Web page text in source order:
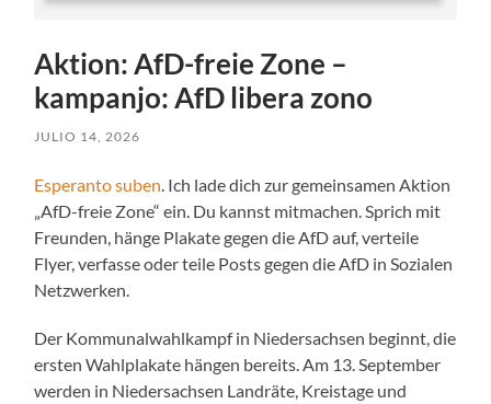
Aktion: AfD-freie Zone –
kampanjo: AfD libera zono
JULIO 14, 2026
Esperanto suben. Ich lade dich zur gemeinsamen Aktion
„AfD-freie Zone“ ein. Du kannst mitmachen. Sprich mit
Freunden, hänge Plakate gegen die AfD auf, verteile
Flyer, verfasse oder teile Posts gegen die AfD in Sozialen
Netzwerken.
Der Kommunalwahlkampf in Niedersachsen beginnt, die
ersten Wahlplakate hängen bereits. Am 13. September
werden in Niedersachsen Landräte, Kreistage und